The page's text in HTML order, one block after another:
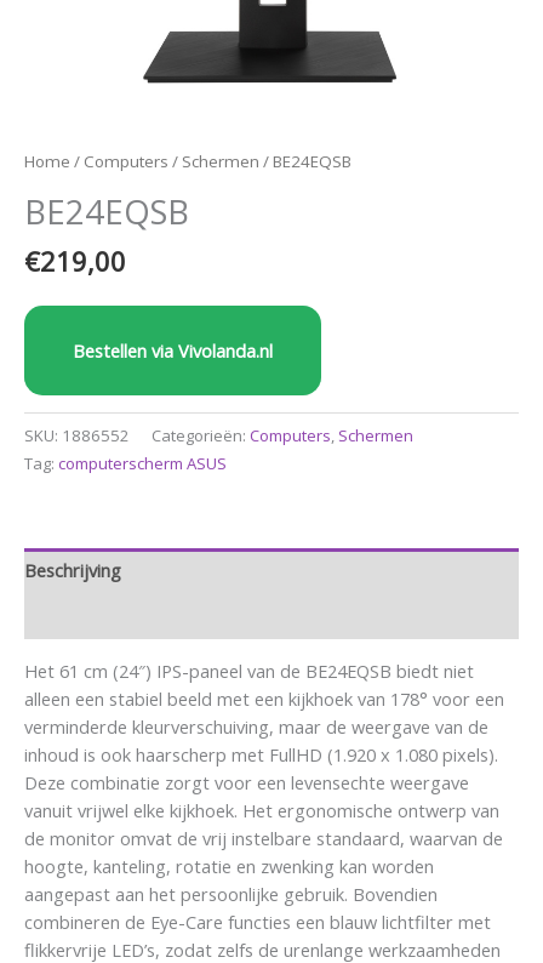
Home / Computers / Schermen / BE24EQSB
BE24EQSB
€219,00
Bestellen via Vivolanda.nl
SKU: 1886552 Categorieën: Computers, Schermen
Tag: computerscherm ASUS
Beschrijving
Het 61 cm (24″) IPS-paneel van de BE24EQSB biedt niet
alleen een stabiel beeld met een kijkhoek van 178° voor een
verminderde kleurverschuiving, maar de weergave van de
inhoud is ook haarscherp met FullHD (1.920 x 1.080 pixels).
Deze combinatie zorgt voor een levensechte weergave
vanuit vrijwel elke kijkhoek. Het ergonomische ontwerp van
de monitor omvat de vrij instelbare standaard, waarvan de
hoogte, kanteling, rotatie en zwenking kan worden
aangepast aan het persoonlijke gebruik. Bovendien
combineren de Eye-Care functies een blauw lichtfilter met
flikkervrije LED’s, zodat zelfs de urenlange werkzaamheden